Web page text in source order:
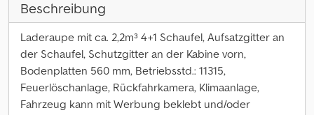
Beschreibung
Laderaupe mit ca. 2,2m³ 4+1 Schaufel, Aufsatzgitter an
der Schaufel, Schutzgitter an der Kabine vorn,
Bodenplatten 560 mm, Betriebsstd.: 11315,
Feuerlöschanlage, Rückfahrkamera, Klimaanlage,
Fahrzeug kann mit Werbung beklebt und/oder